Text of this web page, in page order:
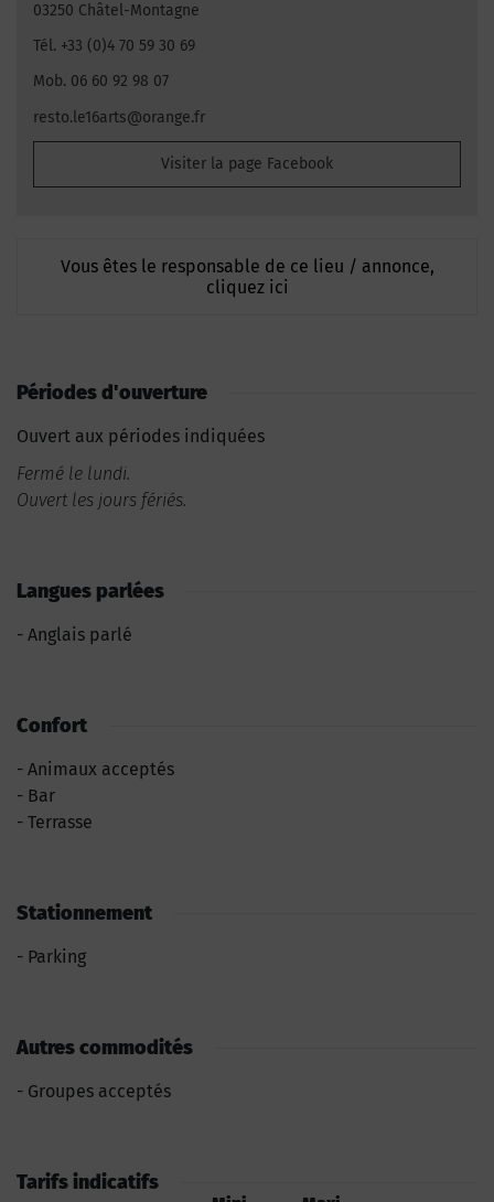
03250 Châtel-Montagne
Tél. +33 (0)4 70 59 30 69
Mob. 06 60 92 98 07
resto.le16arts@orange.fr
Visiter la page Facebook
Vous êtes le responsable de ce lieu / annonce,
cliquez ici
Périodes d'ouverture
Ouvert aux périodes indiquées
Fermé le lundi.
Ouvert les jours fériés.
Langues parlées
Anglais parlé
Confort
Animaux acceptés
Bar
Terrasse
Stationnement
Parking
Autres commodités
Groupes acceptés
Tarifs indicatifs